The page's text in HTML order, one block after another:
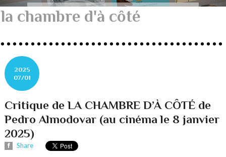
la chambre d'à côté
2025
07/01
Critique de LA CHAMBRE D’À CÔTÉ de
Pedro Almodovar (au cinéma le 8 janvier
2025)
Share